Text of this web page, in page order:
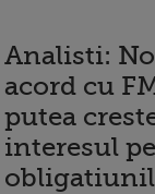
Analisti:
acord cu
putea
interesul